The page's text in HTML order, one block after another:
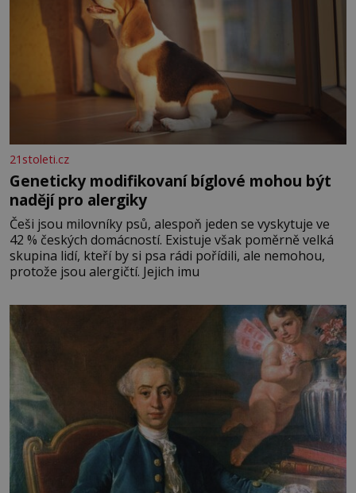
21stoleti.cz
Geneticky modifikovaní bíglové mohou být
nadějí pro alergiky
Češi jsou milovníky psů, alespoň jeden se vyskytuje ve
42 % českých domácností. Existuje však poměrně velká
skupina lidí, kteří by si psa rádi pořídili, ale nemohou,
protože jsou alergičtí. Jejich imu